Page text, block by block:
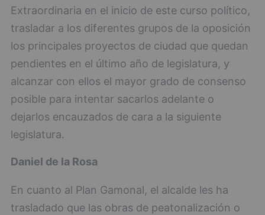
Extraordinaria en el inicio de este curso político,
trasladar a los diferentes grupos de la oposición
los principales proyectos de ciudad que quedan
pendientes en el último año de legislatura, y
alcanzar con ellos el mayor grado de consenso
posible para intentar sacarlos adelante o
dejarlos encauzados de cara a la siguiente
legislatura.
Daniel de la Rosa
En cuanto al Plan Gamonal, el alcalde les ha
trasladado que las obras de peatonalización o